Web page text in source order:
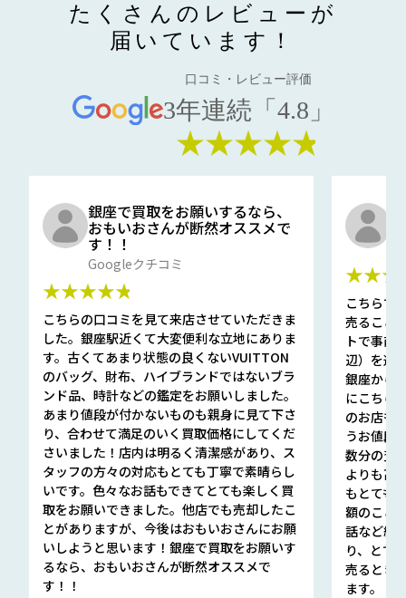
たくさんのレビューが
届いています！
口コミ・レビュー評価
3年連続「4.8」
★★★★★
銀座で買取をお願いするなら、
おもいおさんが断然オススメで
す！！
Googleクチコミ
★★★★★
こちらの口コミを見て来店させていただきま
した。銀座駅近くて大変便利な立地にありま
す。古くてあまり状態の良くないVUITTON
のバッグ、財布、ハイブランドではないブラ
ンド品、時計などの鑑定をお願いしました。
あまり値段が付かないものも親身に見て下さ
り、合わせて満足のいく買取価格にしてくだ
さいました！店内は明るく清潔感があり、ス
タッフの方々の対応もとても丁寧で素晴らし
いです。色々なお話もできてとても楽しく買
取をお願いできました。他店でも売却したこ
とがありますが、今後はおもいおさんにお願
いしようと思います！銀座で買取をお願いす
るなら、おもいおさんが断然オススメで
す！！
こちらで
売ること
トで事前
辺）を選
銀座から
にこちら
のお店も
うお値段
数分の査
よりも高
もとても
額のこと
話など細
り、とて
売るとき
ます。